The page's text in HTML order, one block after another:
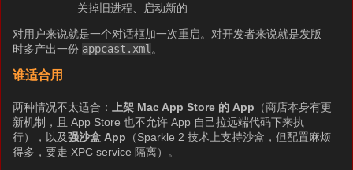
关掉旧进程、启动新的
对用户来说就是一个对话框加一次重启。对开发者来说就是发版
时多产出一份 appcast.xml 。
谁适合用
两种情况不太适合： 上架 Mac App Store 的 App （商店本身有更
新机制，且 App Store 也不允许 App 自己拉远端代码下来执
行），以及强沙盒 App （Sparkle 2 技术上支持沙盒，但配置麻烦
得多，要走 XPC service 隔离）。